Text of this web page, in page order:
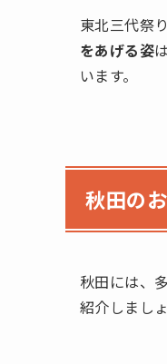
東北三代祭
をあげる姿
います。
秋田の
秋田には、
紹介しまし